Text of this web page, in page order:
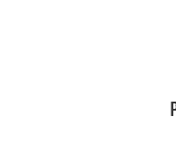
«Скрутка». Такое
Спина должна